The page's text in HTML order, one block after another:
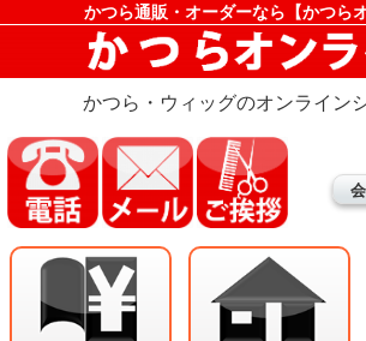
かつら通販・オーダーなら【かつら
かつら・ウィッグのオンライン